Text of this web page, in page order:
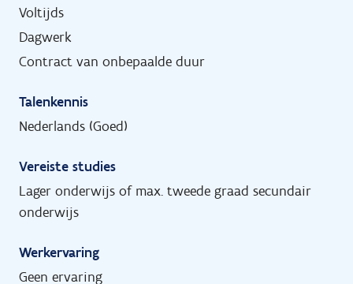
Voltijds
Dagwerk
Contract van onbepaalde duur
Talenkennis
Nederlands (Goed)
Vereiste studies
Lager onderwijs of max. tweede graad secundair
onderwijs
Werkervaring
Geen ervaring